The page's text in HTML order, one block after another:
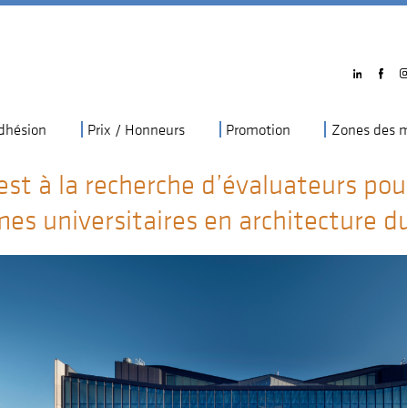
Prix / Honneurs Promotion Zones des
à la recherche d’évaluateurs
universitaires en architecture